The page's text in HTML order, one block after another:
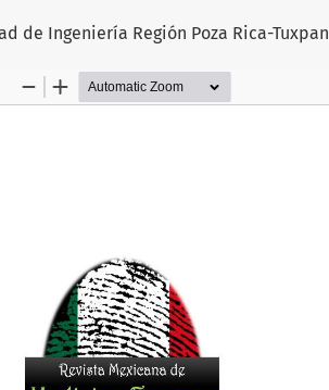
de Ingeniería Región Poza Rica-Tuxpan